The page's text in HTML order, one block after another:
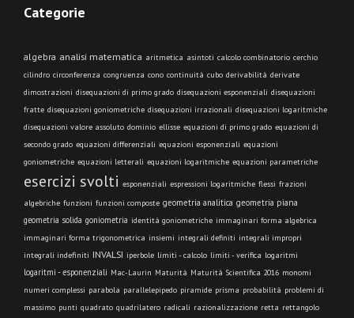
Categorie
algebra analisi matematica aritmetica asintoti calcolo combinatorio cerchio
cilindro circonferenza congruenza cono continuità cubo derivabilità derivate
dimostrazioni disequazioni di primo grado disequazioni esponenziali disequazioni
fratte disequazioni goniometriche disequazioni irrazionali disequazioni logaritmiche
disequazioni valore assoluto dominio ellisse equazioni di primo grado equazioni di
secondo grado equazioni differenziali equazioni esponenziali equazioni
goniometriche equazioni letterali equazioni logaritmiche equazioni parametriche
esercizi svolti esponenziali espressioni logaritmiche flessi frazioni
algebriche funzioni funzioni composte geometria analitica geometria piana
geometria solida goniometria identità goniometriche immaginari forma algebrica
immaginari forma trigonometrica insiemi integrali definiti integrali impropri
integrali indefiniti INVALSI iperbole limiti - calcolo limiti - verifica logaritmi
logaritmi - esponenziali Mac-Laurin Maturità Maturità Scientifica 2016 monomi
numeri complessi parabola parallelepipedo piramide prisma probabilità problemi di
massimo punti quadrato quadrilatero radicali razionalizzazione retta rettangolo